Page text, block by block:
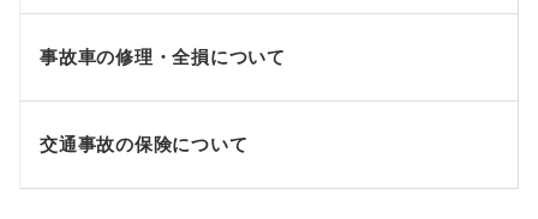
事故車の修理・全損について
交通事故の保険について